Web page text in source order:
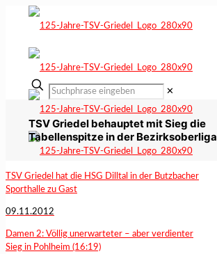
✕
TSV Griedel behauptet mit Sieg die
Tabellenspitze in der Bezirksoberliga
TSV Griedel hat die HSG Dilltal in der Butzbacher
Sporthalle zu Gast
09.11.2012
Damen 2: Völlig unerwarteter – aber verdienter
Sieg in Pohlheim (16:19)